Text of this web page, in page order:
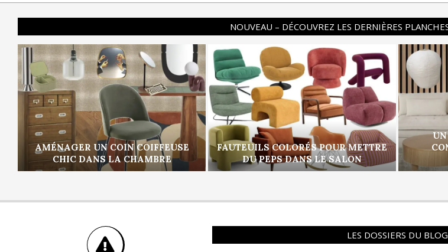
NOUVEAU – DÉCOUVREZ LES DERNIÈRES
AMÉNAGER UN COIN COIFFEUSE
CHIC DANS LA CHAMBRE
FAUTEUILS COLORÉS POUR METTRE
DU PEPS DANS LE SALON
LES DOSSIERS DU BLOG